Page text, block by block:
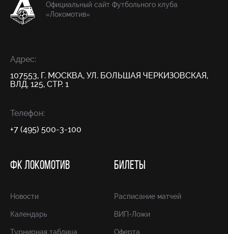
Официальный сайт Футбольного клуба
«Локомотив»
Адрес:
107553, Г. МОСКВА, УЛ. БОЛЬШАЯ ЧЕРКИЗОВСКАЯ,
ВЛД. 125, СТР. 1
Телефон:
+7 (495) 500-3-100
ФК ЛОКОМОТИВ
Новости
Календарь
Турнирная таблица
БИЛЕТЫ
Расписание матчей
ВИП-Ложи
Оферта